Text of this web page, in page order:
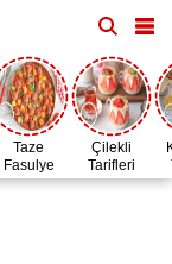
Taze
Fasulye
Zamanı
Çilekli
Tarifleri